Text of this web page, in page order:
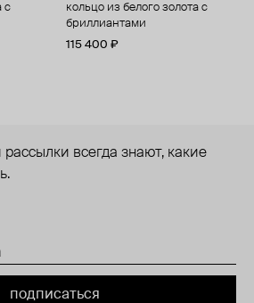
с
кольцо из белого золота с
бриллиантами
115 400 ₽
всегда знают, какие
подписаться